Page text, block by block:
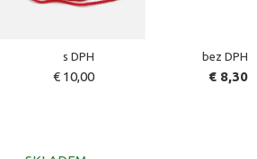
s DPH bez DPH
€ 10,00 € 8,30